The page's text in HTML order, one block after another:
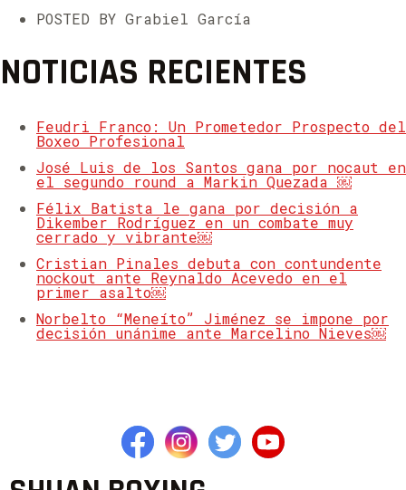
POSTED BY Grabiel García
NOTICIAS RECIENTES
Feudri Franco: Un Prometedor Prospecto del
Boxeo Profesional
José Luis de los Santos gana por nocaut en
el segundo round a Markin Quezada ￼
Félix Batista le gana por decisión a
Dikember Rodríguez en un combate muy
cerrado y vibrante￼
Cristian Pinales debuta con contundente
nockout ante Reynaldo Acevedo en el
primer asalto￼
Norbelto “Meneíto” Jiménez se impone por
decisión unánime ante Marcelino Nieves￼